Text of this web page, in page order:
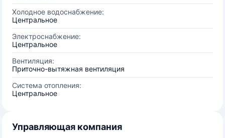
Холодное водоснабжение:
Центральное
Электроснабжение:
Центральное
Вентиляция:
Приточно-вытяжная вентиляция
Система отопления:
Центральное
Управляющая компания